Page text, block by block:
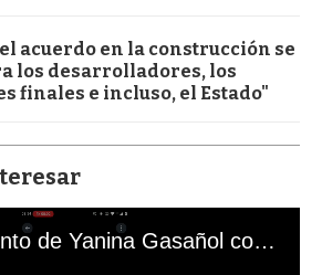
acuerdo en la construcción se
los desarrolladores, los
finales e incluso, el Estado"
El mal momento de Yanina Gasañol con un hincha argentino en "Subrayado"